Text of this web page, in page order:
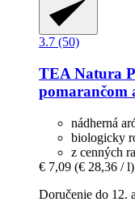
3.7 (50)
TEA Natura
pomarančom
nádherná
biologicky
z cenných
€ 7,09 (€ 28,36 / l)
Doručenie do 12.